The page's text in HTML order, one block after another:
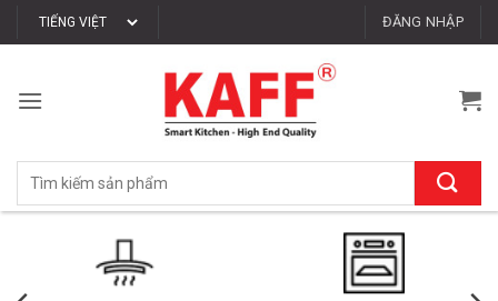
qua
dung
ĐĂNG NHẬP
Tìm